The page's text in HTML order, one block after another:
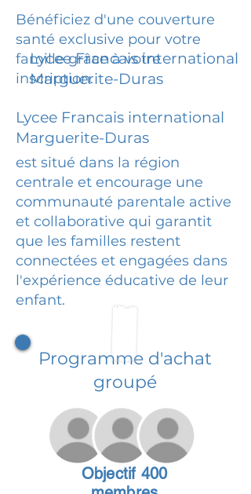
Bénéficiez d'une couverture
santé exclusive pour votre
famille grâce à votre
inscription.
Lycee Francais international
Marguerite-Duras
Lycee Francais international
Marguerite-Duras
est situé dans la région
centrale et encourage une
communauté parentale active
et collaborative qui garantit
que les familles restent
connectées et engagées dans
l'expérience éducative de leur
enfant.
Programme d'achat
groupé
Objectif 400